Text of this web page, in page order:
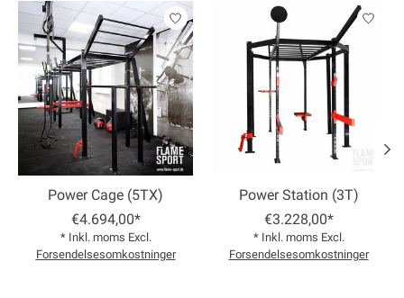
Product carousel items
Power Cage (5TX)
€4.694,00*
* Inkl. moms Excl.
Forsendelsesomkostninger
Power Station (3T)
€3.228,00*
* Inkl. moms Excl.
Forsendelsesomkostninger